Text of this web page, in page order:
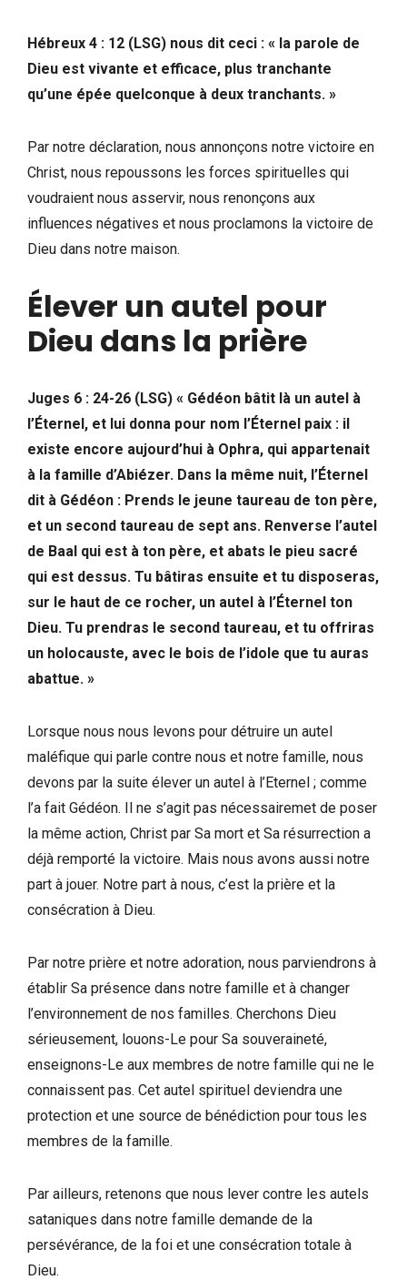
Hébreux 4 : 12 (LSG) nous dit ceci : « la parole de
Dieu est vivante et efficace, plus tranchante
qu’une épée quelconque à deux tranchants. »
Par notre déclaration, nous annonçons notre victoire en
Christ, nous repoussons les forces spirituelles qui
voudraient nous asservir, nous renonçons aux
influences négatives et nous proclamons la victoire de
Dieu dans notre maison.
Élever un autel pour
Dieu dans la prière
Juges 6 : 24-26 (LSG) « Gédéon bâtit là un autel à
l’Éternel, et lui donna pour nom l’Éternel paix : il
existe encore aujourd’hui à Ophra, qui appartenait
à la famille d’Abiézer. Dans la même nuit, l’Éternel
dit à Gédéon : Prends le jeune taureau de ton père,
et un second taureau de sept ans. Renverse l’autel
de Baal qui est à ton père, et abats le pieu sacré
qui est dessus. Tu bâtiras ensuite et tu disposeras,
sur le haut de ce rocher, un autel à l’Éternel ton
Dieu. Tu prendras le second taureau, et tu offriras
un holocauste, avec le bois de l’idole que tu auras
abattue. »
Lorsque nous nous levons pour détruire un autel
maléfique qui parle contre nous et notre famille, nous
devons par la suite élever un autel à l’Eternel ; comme
l’a fait Gédéon. Il ne s’agit pas nécessairemet de poser
la même action, Christ par Sa mort et Sa résurrection a
déjà remporté la victoire. Mais nous avons aussi notre
part à jouer. Notre part à nous, c’est la prière et la
consécration à Dieu.
Par notre prière et notre adoration, nous parviendrons à
établir Sa présence dans notre famille et à changer
l’environnement de nos familles. Cherchons Dieu
sérieusement, louons-Le pour Sa souveraineté,
enseignons-Le aux membres de notre famille qui ne le
connaissent pas. Cet autel spirituel deviendra une
protection et une source de bénédiction pour tous les
membres de la famille.
Par ailleurs, retenons que nous lever contre les autels
sataniques dans notre famille demande de la
persévérance, de la foi et une consécration totale à
Dieu.